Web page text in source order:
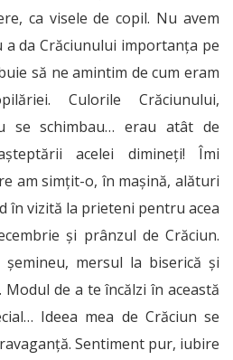
ca visele de copil. Nu avem
da Crăciunului importanța pe
să ne amintim de cum eram
Culorile Crăciunului,
se schimbau… erau atât de
acelei dimineți! Îmi
am simțit-o, în mașină, alături
în vizită la prieteni pentru acea
și prânzul de Crăciun.
mersul la biserică și
Modul de a te încălzi în această
Ideea mea de Crăciun se
Sentiment pur, iubire